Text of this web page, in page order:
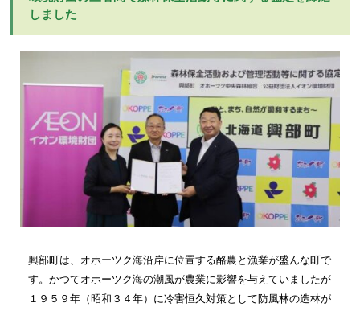
しました
興部町は、オホーツク海沿岸に位置する酪農と漁業が盛んな町で
す。かつてオホーツク海の潮風が農業に影響を与えていましたが
１９５９年（昭和３４年）に冷害恒久対策として防風林の造林が